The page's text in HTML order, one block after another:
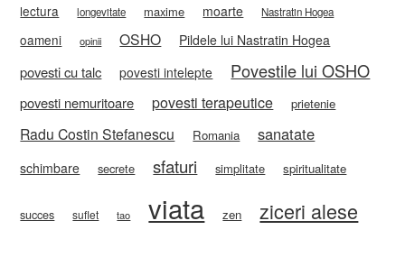
lectura longevitate maxime moarte Nastratin Hogea
oameni opinii OSHO Pildele lui Nastratin Hogea
povesti cu talc povesti intelepte Povestile lui OSHO
povesti nemuritoare povesti terapeutice prietenie
Radu Costin Stefanescu Romania sanatate
schimbare secrete sfaturi simplitate spiritualitate
succes suflet tao viata zen ziceri alese